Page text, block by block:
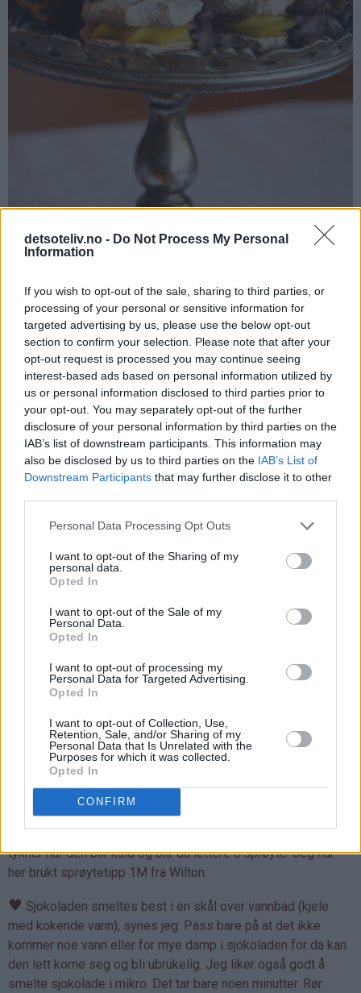
detsoteliv.no - Do Not Process My Personal
Information
If you wish to opt-out of the sale, sharing to third parties, or
processing of your personal or sensitive information for
targeted advertising by us, please use the below opt-out
section to confirm your selection. Please note that after your
opt-out request is processed you may continue seeing
interest-based ads based on personal information utilized by
us or personal information disclosed to third parties prior to
your opt-out. You may separately opt-out of the further
disclosure of your personal information by third parties on the
IAB’s list of downstream participants. This information may
also be disclosed by us to third parties on the IAB’s List of
Downstream Participants that may further disclose it to other
Personal Data Processing Opt Outs
I want to opt-out of the Sharing of my
personal data.
Opted In
I want to opt-out of the Sale of my
Personal Data.
Opted In
I want to opt-out of processing my
Personal Data for Targeted Advertising.
Opted In
I want to opt-out of Collection, Use,
Retention, Sale, and/or Sharing of my
Personal Data that Is Unrelated with the
Purposes for which it was collected.
Opted In
CONFIRM
Tips:
Gule bomber har blitt en av de mest populære julekakene i
Norge. Den opprinnelige ideen kommer fra blogginnlegget
HER
hos Sweets 2 Share - check it out!
Jeg synes kakene blir best om man maler mandler på den
gammeldagse måten med mandelkvern. Mandelkvern fås
kjøpt i de fleste kjøkkenutstyrsbutikker og koster ikke mye.
Hvis jeg maler mandlene i food processor, synes jeg
mandlene blir for grovkornet. Og bruker jeg ferdigkjøpt
mandelmel (som er vanlig å bruke når man lager franske
Av disse to alternativene, ville jeg nok gått for mandelmel og
så heller tilsatt litt mindre eggehvite. Det er viktig at deigen
frem og stek en prøvekake hvis du er usikker.
Tåler du ikke mandler, kan du forsøke med f eks malte
hasselnøtter, kokos eller knuste Ritz-kjeks.
Du kan gjerne lage klar den gule kremen dagen i forveien.
Dekk den til med plast og oppbevar i kjøleskapet. Kremen
tykner når den blir kald og blir da lettere å sprøyte. Jeg har
her brukt sprøytetipp 1M fra Wilton.
♥ Sjokoladen smeltes best i en skål over vannbad (kjele
med kokende vann), synes jeg. Pass bare på at det ikke
kommer noe vann eller for mye damp i sjokoladen for da kan
den lett korne seg og bli ubrukelig. Jeg liker også godt å
smelte sjokolade i mikro. Det tar bare noen minutter. Rør